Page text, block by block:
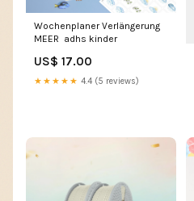
Wochenplaner Verlängerung
MEER adhs kinder
US$ 17.00
★★★★★ 4.4 (5 reviews)